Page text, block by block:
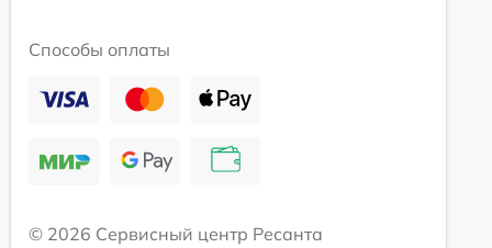
Способы оплаты
© 2026 Сервисный центр Ресанта